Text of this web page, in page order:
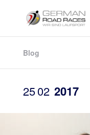
Blog
2502 2017